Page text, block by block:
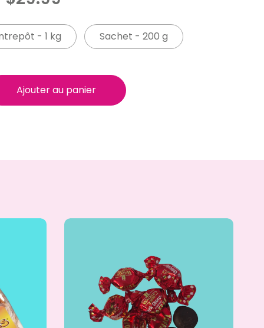
- 1 kg Sachet - 200 g
Ajouter au panier